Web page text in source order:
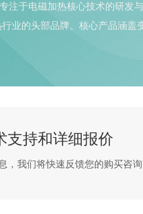
于电磁加热核心技术的研发
业的头部品牌。核心产品涵盖
支持和详细报价
我们将快速反馈您的购买咨